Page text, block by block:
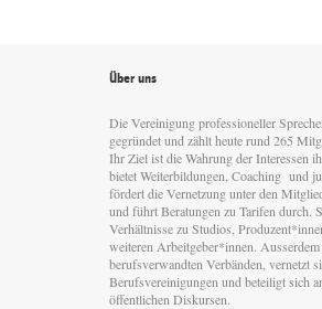
Über uns
Die Vereinigung professioneller
gegründet und zählt heute rund 265
Ihr Ziel ist die Wahrung der Interessen
bietet Weiterbildungen, Coaching und
fördert die Vernetzung unter den
und führt Beratungen zu Tarifen durch.
Verhältnisse zu Studios,
weiteren Arbeitgeber*innen.
berufsverwandten Verbänden, vernetzt
Berufsvereinigungen und beteiligt sich
öffentlichen Diskursen.